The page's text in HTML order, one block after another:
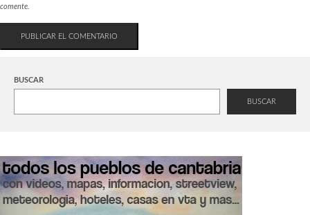
comente.
BUSCAR
BUSCAR